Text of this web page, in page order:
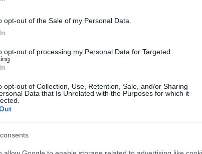
opt-out of the Sale of my Personal Data.
opt-out of processing my Personal Data for Targeted
opt-out of Collection, Use, Retention, Sale, and/or Sharing
Data that Is Unrelated with the Purposes for which it
terjedését megakadályozó és érthető
Őze Áron: „a színház élő műfaj,
A Bartók Kamaraszínház és Művészetek Háza
Magyarországon elsőként előleget fizet
bevezetett korlátozások időszaka alatt.
Kovács András Péter: „Mindig átéreztem